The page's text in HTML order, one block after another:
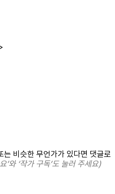
비슷한 무언가가 있다면 댓글로
’와 ‘작가 구독’도 눌러 주세요)